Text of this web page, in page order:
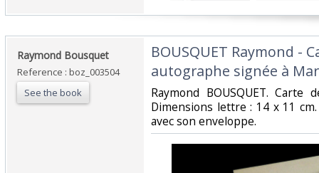
‎Raymond Bousquet‎
Reference : boz_003504
See the book
‎BOUSQUET Raymond -
autographe signée à
‎Raymond BOUSQUET.
Dimensions lettre : 14 x 11
avec son enveloppe.‎